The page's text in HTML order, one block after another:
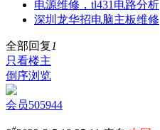
电源维修，tl431电路分析
深圳龙华招电脑主板维修
全部回复 1
只看楼主
倒序浏览
会员505944